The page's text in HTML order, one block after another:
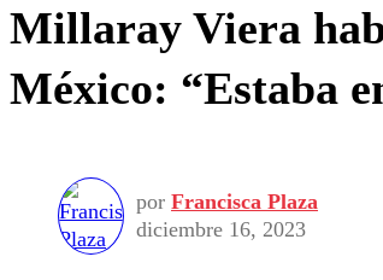
Millaray Viera
México: “Estaba
por Francisca Plaza
diciembre 16, 2023